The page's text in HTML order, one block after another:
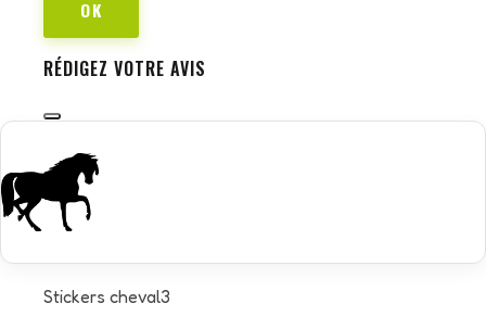
OK
RÉDIGEZ VOTRE AVIS
Stickers cheval3